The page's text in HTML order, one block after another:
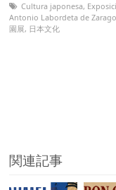
Cultura japonesa,
Antonio Labordeta de
園展, 日本文化
関連記事